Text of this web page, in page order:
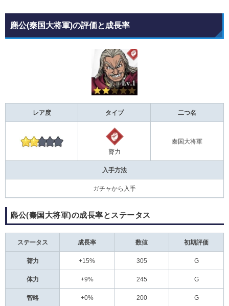
麃公(秦国大将軍)の評価と成長率
レア度 タイプ 二つ名
膂力
秦国大将軍
入手方法
ガチャから入手
麃公(秦国大将軍)の成長率とステータス
ステータス 成長率 数値 初期評価
膂力 +15% 305 G
体力 +9% 245 G
智略 +0% 200 G